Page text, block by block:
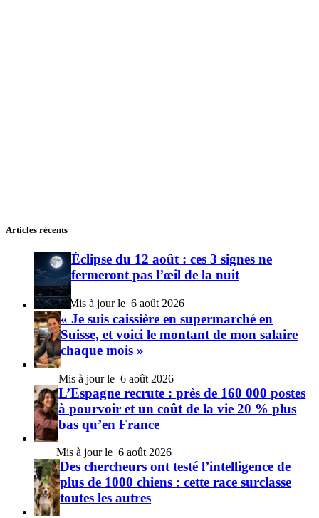
Articles récents
Éclipse du 12 août : ces 3 signes ne
fermeront pas l’œil de la nuit
6 août 2026
« Je suis caissière en supermarché en
Suisse, et voici le montant de mon salaire
chaque mois »
6 août 2026
L’Espagne recrute : près de 160 000 postes
à pourvoir et un coût de la vie 20 % plus
bas qu’en France
6 août 2026
Des chercheurs ont testé l’intelligence de
plus de 1000 chiens : cette race surclasse
toutes les autres